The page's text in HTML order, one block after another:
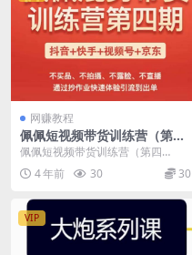
网赚教程
佩佩短视频带货训练营（第四
期），不买品、不拍摄、不露
脸、不直播，通过抄作业快速
体验引流到出单
佩佩短视频带货训练营（第四
期），不买品、不拍摄、不露脸、
不直播，通过抄作业快速体...
4 年前 30 30
VIP